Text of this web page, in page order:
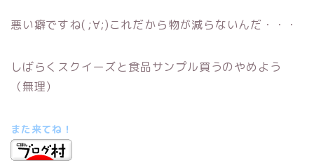
悪い癖ですね( ;∀;)これだから物が減らないんだ・・・
しばらくスクイーズと食品サンプル買うのやめよう
（無理）
また来てね！